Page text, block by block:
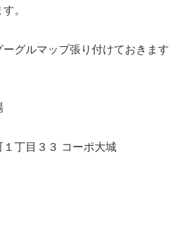
。
グルマップ張り付けておきます
丁目３３ コーポ大城